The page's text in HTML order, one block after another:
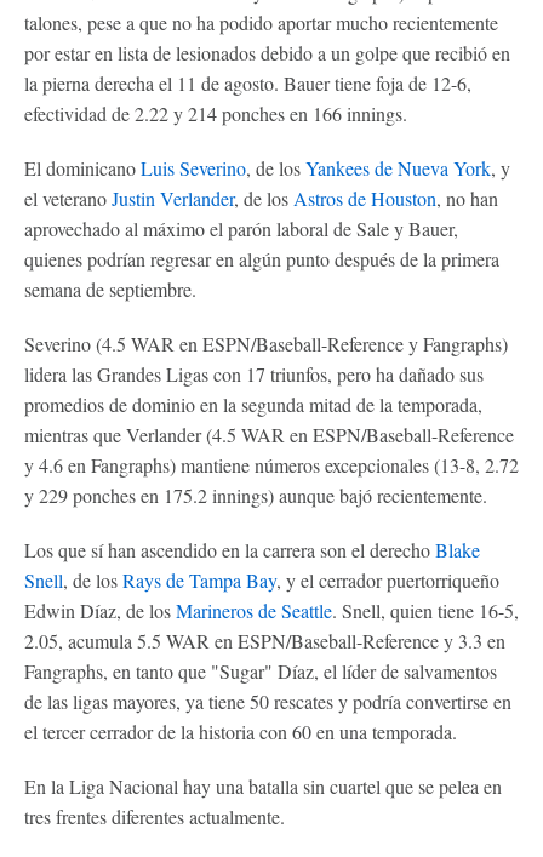
talones, pese a que no ha podido aportar mucho recientemente
por estar en lista de lesionados debido a un golpe que recibió en
la pierna derecha el 11 de agosto. Bauer tiene foja de 12-6,
efectividad de 2.22 y 214 ponches en 166 innings.
El dominicanoLuis Severino, de losYankees de Nueva York, y
el veteranoJustin Verlander, de los Astros de Houston, no han
aprovechado al máximo el parón laboral de Sale y Bauer,
quienes podrían regresar en algún punto después de la primera
semana de septiembre.
Severino (4.5 WAR en ESPN/Baseball-Reference y Fangraphs)
lidera las Grandes Ligas con 17 triunfos, pero ha dañado sus
promedios de dominio en la segunda mitad de la temporada,
mientras que Verlander (4.5 WAR en ESPN/Baseball-Reference
y 4.6 en Fangraphs) mantiene números excepcionales (13-8, 2.72
y 229 ponches en 175.2 innings) aunque bajó recientemente.
Los que sí han ascendido en la carrera son el derechoBlake
Snell, de losRays de Tampa Bay, y el cerrador puertorriqueño
Edwin Díaz, de losMarineros de Seattle. Snell, quien tiene 16-5,
2.05, acumula 5.5 WAR en ESPN/Baseball-Reference y 3.3 en
Fangraphs, en tanto que "Sugar" Díaz, el líder de salvamentos
de las ligas mayores, ya tiene 50 rescates y podría convertirse en
el tercer cerrador de la historia con 60 en una temporada.
En la Liga Nacional hay una batalla sin cuartel que se pelea en
tres frentes diferentes actualmente.